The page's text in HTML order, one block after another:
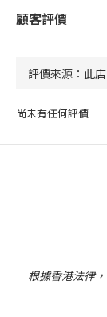
顧客評價
尚未有任何評價
根據香港法律